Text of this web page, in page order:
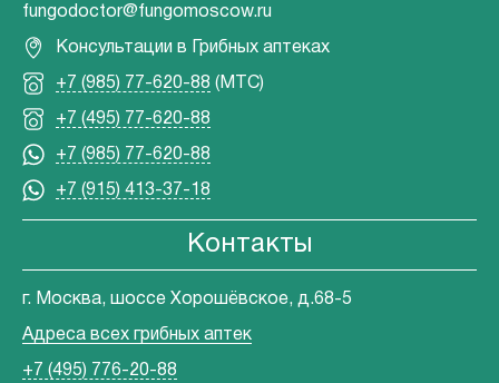
fungodoctor@fungomoscow.ru
Консультации в Грибных аптеках
+7 (985) 77-620-88 (МТС)
+7 (495) 77-620-88
+7 (985) 77-620-88
+7 (915) 413-37-18
Контакты
г. Москва, шоссе Хорошёвское, д.68-5
Адреса всех грибных аптек
+7 (495) 776-20-88